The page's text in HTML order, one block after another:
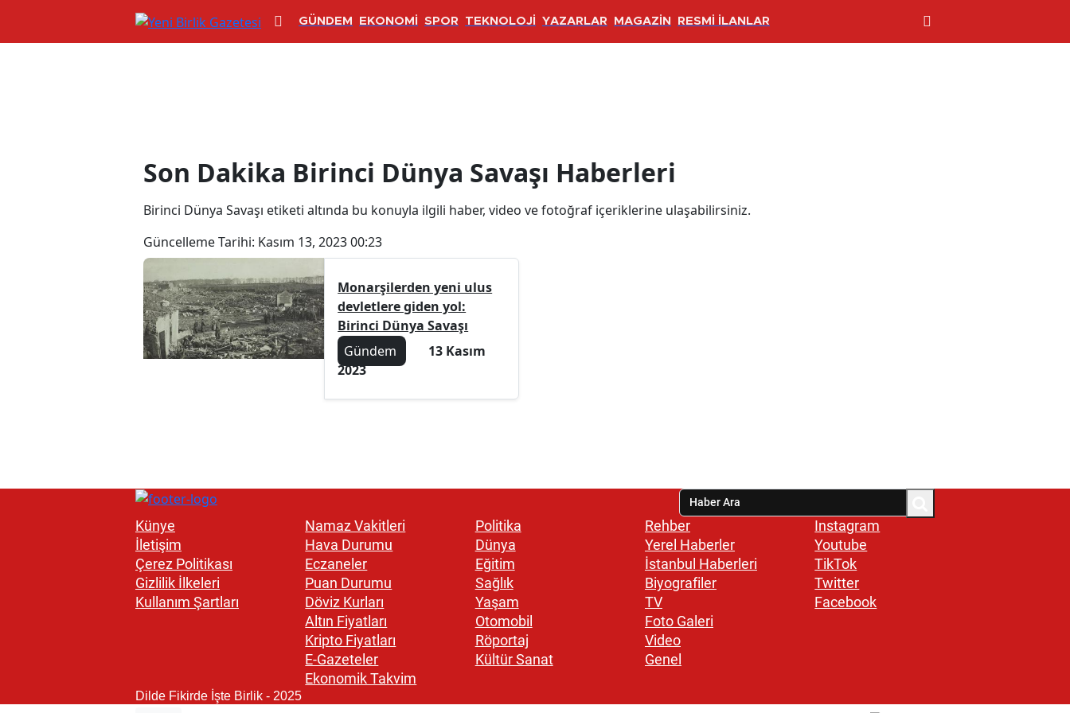
GÜNDEM EKONOMİ SPOR TEKNOLOJİ YAZARLAR MAGAZİN RESMİ İLANLAR
Son Dakika Birinci Dünya Savaşı Haberleri
Birinci Dünya Savaşı etiketi altında bu konuyla ilgili haber, video ve fotoğraf içeriklerine ulaşabilirsiniz.
Güncelleme Tarihi: Kasım 13, 2023 00:23
Monarşilerden yeni ulus
devletlere giden yol:
Birinci Dünya Savaşı
Gündem
13 Kasım
2023
Künye
İletişim
Çerez Politikası
Gizlilik İlkeleri
Kullanım Şartları
Namaz Vakitleri
Hava Durumu
Eczaneler
Puan Durumu
Döviz Kurları
Altın Fiyatları
Kripto Fiyatları
E-Gazeteler
Ekonomik Takvim
Politika
Dünya
Eğitim
Sağlık
Yaşam
Otomobil
Röportaj
Kültür Sanat
Rehber
Yerel Haberler
İstanbul Haberleri
Biyografiler
TV
Foto Galeri
Video
Genel
Instagram
Youtube
TikTok
Twitter
Facebook
Dilde Fikirde İşte Birlik - 2025